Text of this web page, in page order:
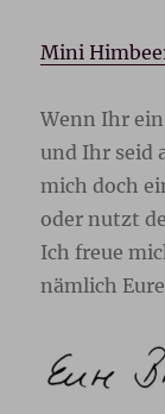
Mini
Wenn Ihr
und Ihr seid
mich doch
oder nutzt
Ich freue
nämlich